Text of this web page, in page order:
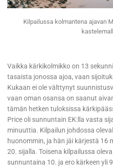
Kilpailussa kolmantena ajavan
Vaikka kärkikolmikko on 13
tasaista jonossa ajoa, vaan
Kukaan ei ole välttynyt
vaan oman osansa on saanut
tämän hetken tuloksissa
Price oli sunnuntain EK:lla vasta
minuuttia. Kilpailun johdossa
huonommin, ja hän jäi kärjestä 16
20. sijalla. Toisena kilpailussa
sunnuntaina 10. ja ero kärkeen yli